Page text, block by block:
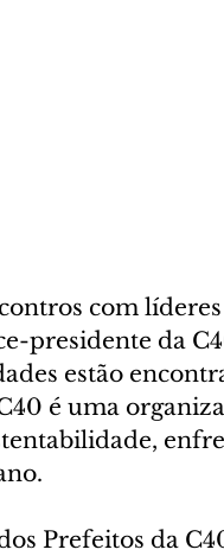
com
presidente da
estão
é uma
Prefeitos da